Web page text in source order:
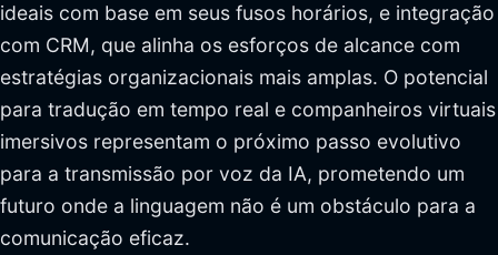
ideais com base em seus fusos horários, e integração
com CRM, que alinha os esforços de alcance com
estratégias organizacionais mais amplas. O potencial
para tradução em tempo real e companheiros virtuais
imersivos representam o próximo passo evolutivo
para a transmissão por voz da IA, prometendo um
futuro onde a linguagem não é um obstáculo para a
comunicação eficaz.